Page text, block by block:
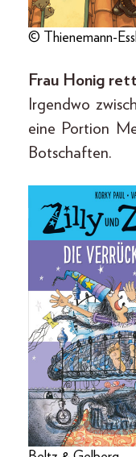
© Thienemann-
Frau Honig
Irgendwo
eine Portion
Botschaften.